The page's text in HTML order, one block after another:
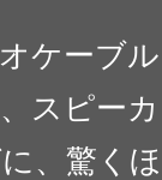
ケーブ
スピー
、驚く